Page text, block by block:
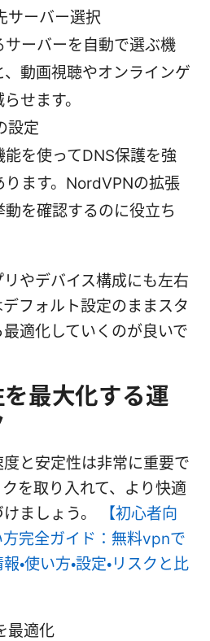
サーバー選択
サーバーを自動で選ぶ機
動画視聴やオンラインゲ
せます。
設定
能を使ってDNS保護を強
ります。NordVPNの拡張
を確認するのに役立ち
やデバイス構成にも左右
フォルト設定のままスタ
適化していくのが良いで
最大化する運
と安定性は非常に重要で
を取り入れて、より快適
ましょう。
【初心者向
完全ガイド：無料vpnで
使い方・設定・リスクと比
最適化